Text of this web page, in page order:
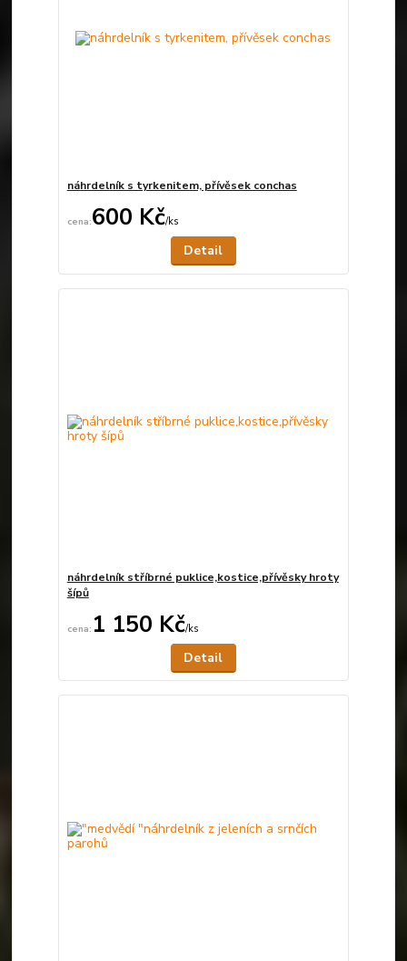
náhrdelník s tyrkenitem, přívěsek conchas
600 Kč/ks
Detail
náhrdelník stříbrné puklice,kostice,přívěsky hroty
šípů
1 150 Kč/ks
Detail